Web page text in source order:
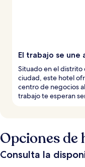
El trabajo se une
Situado en el distrito
ciudad, este hotel
centro de negocios
trabajo te esperan
Opciones de
Consulta la